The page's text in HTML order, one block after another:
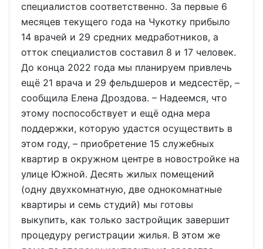
специалистов соответственно. За первые 6
месяцев текущего года на Чукотку прибыло
14 врачей и 29 средних медработников, а
отток специалистов составил 8 и 17 человек.
До конца 2022 года мы планируем привлечь
ещё 21 врача и 29 фельдшеров и медсестёр, –
сообщила Елена Дроздова. – Надеемся, что
этому поспособствует и ещё одна мера
поддержки, которую удастся осуществить в
этом году, – приобретение 15 служебных
квартир в окружном центре в новостройке на
улице Южной. Десять жилых помещений
(одну двухкомнатную, две однокомнатные
квартиры и семь студий) мы готовы
выкупить, как только застройщик завершит
процедуру регистрации жилья. В этом же